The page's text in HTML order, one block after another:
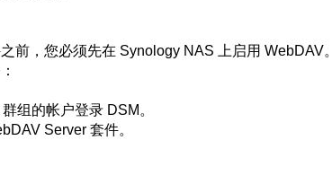
前，您必须先在 Synology NAS 上启用 WebDAV。
组的帐户登录 DSM。
Server 套件。